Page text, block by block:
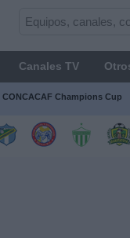
Canales TV
CONCACAF Champions Cup